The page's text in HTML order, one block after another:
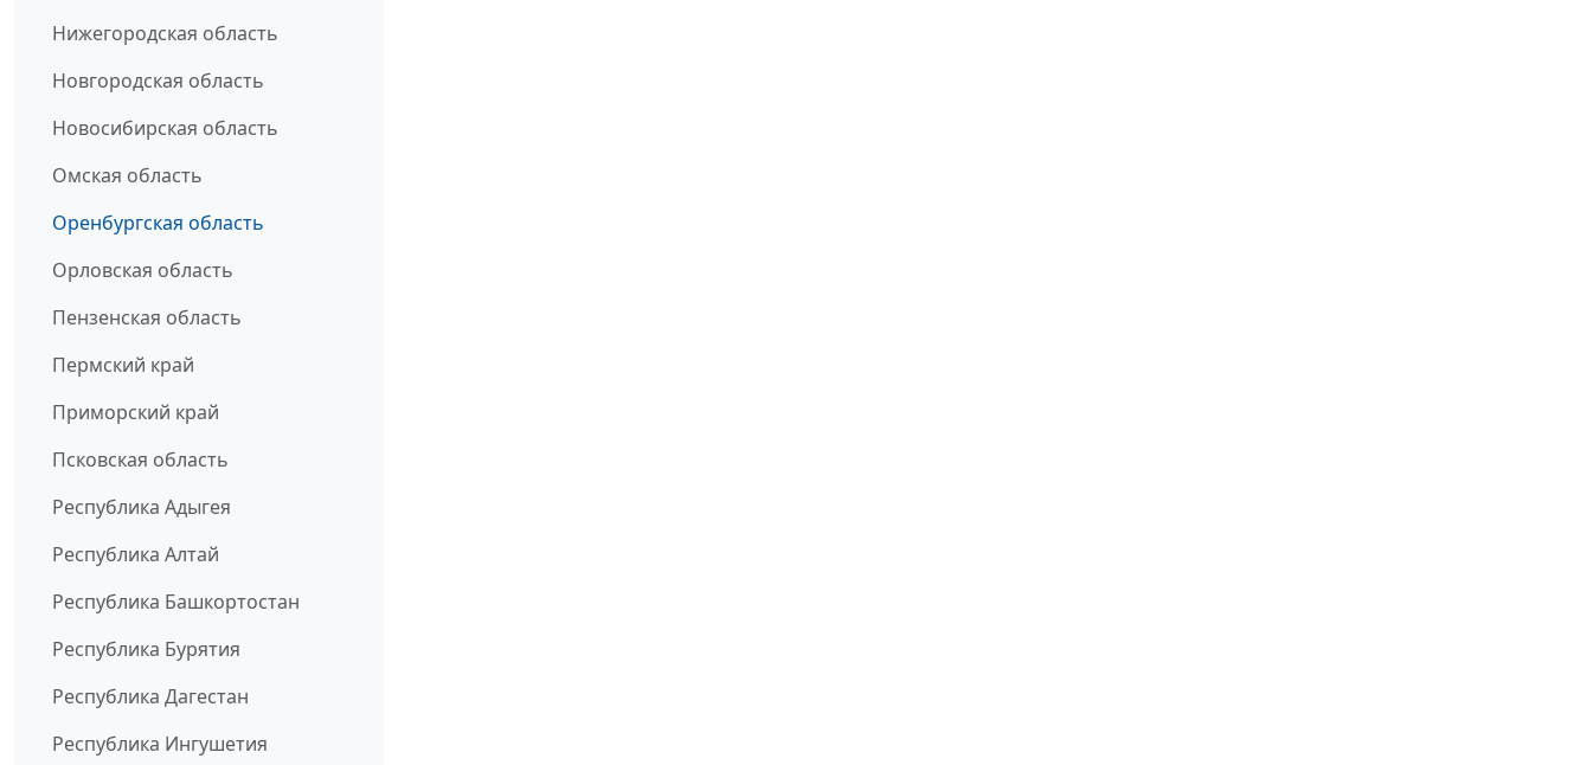
Нижегородская область
Новгородская область
Новосибирская область
Омская область
Оренбургская область
Орловская область
Пензенская область
Пермский край
Приморский край
Псковская область
Республика Адыгея
Республика Алтай
Республика Башкортостан
Республика Бурятия
Республика Дагестан
Республика Ингушетия